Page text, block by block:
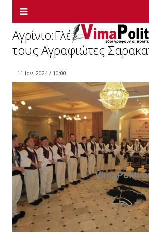
Αγρίνιο:Γλέντι «στα
τους Αγραφιώτες
11 Ιαν. 2024 / 10:00